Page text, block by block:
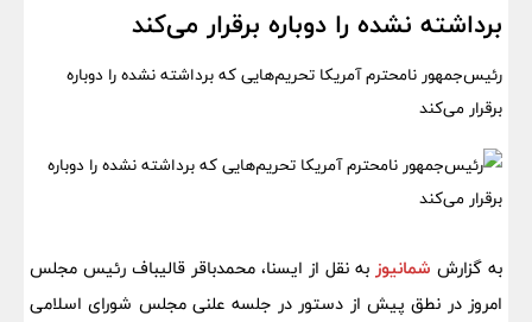
برداشته نشده را دوباره برقرار می‌کند
رئیس‌جمهور نامحترم آمریکا تحریم‌هایی که برداشته نشده را دوباره
برقرار می‌کند
به گزارش شمانیوز به نقل از ایسنا، محمدباقر قالیباف رئیس مجلس
امروز در نطق پیش از دستور در جلسه علنی مجلس شورای اسلامی